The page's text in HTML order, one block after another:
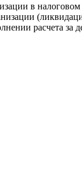
в
расчета за